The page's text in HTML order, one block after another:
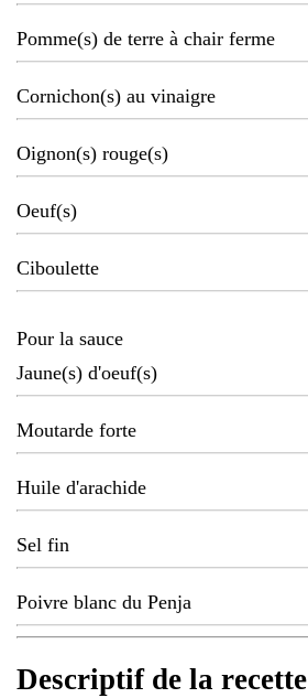
Pomme(s) de terre à chair ferme
Cornichon(s) au vinaigre
Oignon(s) rouge(s)
Oeuf(s)
Ciboulette
Pour la sauce
Jaune(s) d'oeuf(s)
Moutarde forte
Huile d'arachide
Sel fin
Poivre blanc du Penja
Descriptif de la recette